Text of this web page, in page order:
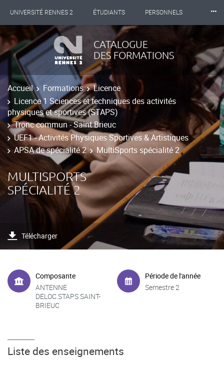
UNIVERSITÉ RENNES 2 ÉTUDIANTS PERSONNELS
INTERNATIONAL PROFESSIONNELS
LES NOUVELLES DE RENNES 2
⸱⸱⸱
CATALOGUE
DES FORMATIONS
Accueil Formations
Licence
Licence 1 Sciences et techniques des activités
physiques et sportives (STAPS)
Tronc commun - Saint Brieuc
UEF1 - Activités Physiques Sportives & Artistiques
APSA de spécialité 2
MultiSports spécialité 2
MULTISPORTS
SPÉCIALITÉ 2
Télécharger
Composante
ANTENNE
DELOC.STAPS SAINT-
BRIEUC
Période de l'année
Semestre 2
Liste des enseignements